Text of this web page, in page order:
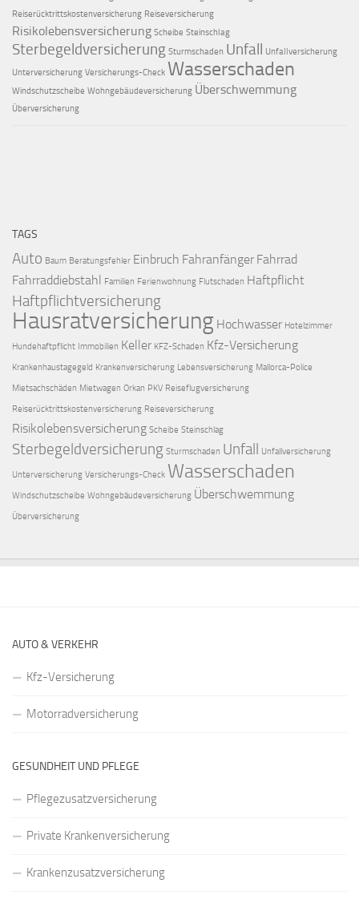
Reiserücktrittskostenversicherung Reiseversicherung
Risikolebensversicherung Scheibe Steinschlag
Sterbegeldversicherung Sturmschaden Unfall Unfallversicherung
Unterversicherung Versicherungs-Check Wasserschaden
Windschutzscheibe Wohngebäudeversicherung Überschwemmung
Überversicherung
TAGS
Auto Baum Beratungsfehler Einbruch Fahranfänger Fahrrad
Fahrraddiebstahl Familien Ferienwohnung Flutschaden Haftpflicht
Haftpflichtversicherung
Hausratversicherung Hochwasser Hotelzimmer
Hundehaftpflicht Immobilien Keller KFZ-Schaden Kfz-Versicherung
Krankenhaustagegeld Krankenversicherung Lebensversicherung Mallorca-Police
Mietsachschäden Mietwagen Orkan PKV Reiseflugversicherung
Reiserücktrittskostenversicherung Reiseversicherung
Risikolebensversicherung Scheibe Steinschlag
Sterbegeldversicherung Sturmschaden Unfall Unfallversicherung
Unterversicherung Versicherungs-Check Wasserschaden
Windschutzscheibe Wohngebäudeversicherung Überschwemmung
Überversicherung
AUTO & VERKEHR
Kfz-Versicherung
Motorradversicherung
GESUNDHEIT UND PFLEGE
Pflegezusatzversicherung
Private Krankenversicherung
Krankenzusatzversicherung